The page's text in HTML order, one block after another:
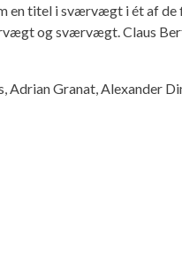
en titel i sværvægt i ét af
og sværvægt. Claus
Granat, Alexander